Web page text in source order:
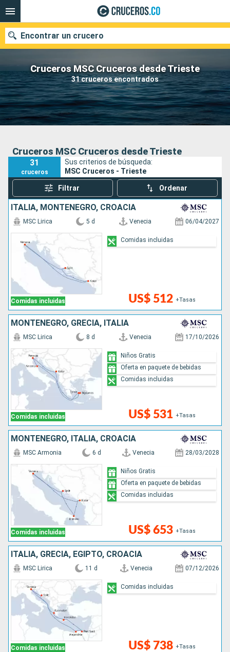
Cruceros MSC Cruceros desde Trieste
31 cruceros encontrados
Encontrar un crucero
Fecha de salida
Buscar
Cruceros MSC Cruceros desde Trieste
31
cruceros
Sus criterios de búsqueda:
MSC Cruceros - Trieste
Filtrar Ordenar
ITALIA, MONTENEGRO, CROACIA
Comidas incluidas
MSC Lirica 5 d Venecia 06/04/2027
US$ 512 +Tasas
Comidas incluidas
MONTENEGRO, GRECIA, ITALIA
Comidas incluidas
MSC Lirica 8 d Venecia 17/10/2026
US$ 531 +Tasas
Niños Gratis
Oferta en paquete de bebidas
Comidas incluidas
MONTENEGRO, ITALIA, CROACIA
Comidas incluidas
MSC Armonia 6 d Venecia 28/03/2028
US$ 653 +Tasas
Niños Gratis
Oferta en paquete de bebidas
Comidas incluidas
ITALIA, GRECIA, EGIPTO, CROACIA
Comidas incluidas
MSC Lirica 11 d Venecia 07/12/2026
US$ 738 +Tasas
Comidas incluidas